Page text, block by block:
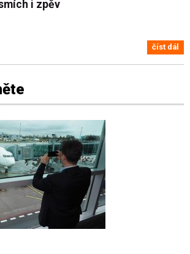
i zpěv
číst dál